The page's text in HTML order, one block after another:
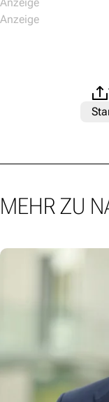
MEHR ZU